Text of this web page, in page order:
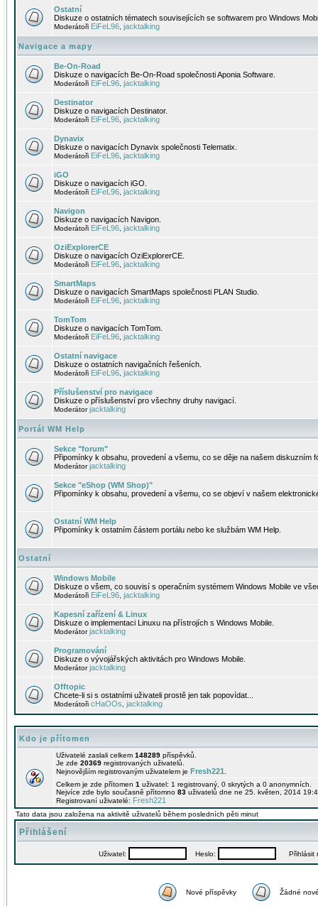
Ostatní
Diskuze o ostatních tématech souvisejících se softwarem pro Windows
Moderátoři EiFeL96 jacktalking
Navigace a mapy
Be-On-Road
Diskuze o navigacích Be-On-Road společnosti Aponia Software.
Moderátoři EiFeL96 jacktalking
Destinator
Diskuze o navigacích Destinator.
Moderátoři EiFeL96 jacktalking
Dynavix
Diskuze o navigacích Dynavix společnosti Telematix.
Moderátoři EiFeL96 jacktalking
iGO
Diskuze o navigacích iGO.
Moderátoři EiFeL96 jacktalking
Navigon
Diskuze o navigacích Navigon.
Moderátoři EiFeL96 jacktalking
OziExplorerCE
Diskuze o navigacích OziExplorerCE.
Moderátoři EiFeL96 jacktalking
SmartMaps
Diskuze o navigacích SmartMaps společnosti PLAN Studio.
Moderátoři EiFeL96 jacktalking
TomTom
Diskuze o navigacích TomTom.
Moderátoři EiFeL96 jacktalking
Ostatní navigace
Diskuze o ostatních navigačních řešeních.
Moderátoři EiFeL96 jacktalking
Příslušenství pro navigace
Diskuze o příslušenství pro všechny druhy navigací.
Moderátorjacktalking
Portál WM Help
Sekce "forum"
Připomínky k obsahu, provedení a všemu, co se děje na našem diskuzním
Moderátorjacktalking
Sekce "eShop (WM Shop)"
Připomínky k obsahu, provedení a všemu, co se objeví v našem
Ostatní WM Help
Připomínky k ostatním částem portálu nebo ke službám WM Help.
Ostatní
Windows Mobile
Diskuze o všem, co souvisí s operačním systémem Windows Mobile ve
Moderátoři EiFeL96 jacktalking
Kapesní zařízení & Linux
Diskuze o implementaci Linuxu na přístrojích s Windows Mobile.
Moderátorjacktalking
Programování
Diskuze o vývojářských aktivitách pro Windows Mobile.
Moderátorjacktalking
Offtopic
Chcete-li si s ostatními uživateli prostě jen tak popovídat...
Moderátoři cHaOOs jacktalking
Kdo je přítomen
Uživatelé zaslali celkem 148289 příspěvků.
Je zde 20369 registrovaných uživatelů.
Nejnovějším registrovaným uživatelem je Fresh221
Celkem je zde přítomen 1 uživatel: 1 registrovaný, 0 skrytých a 0
Nejvíce zde bylo současně přítomno 83 uživatelů dne ne 25. květen, 2014
Registrovaní uživatelé: Fresh221
Tato data jsou založena na aktivitě uživatelů během posledních pěti minut
Přihlášení
Uživatel: Heslo: Přihlásit
Nové příspěvky Žádné